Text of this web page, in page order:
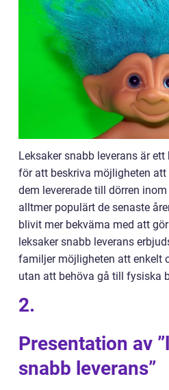
Leksaker snabb leverans är
för att beskriva möjligheten
dem levererade till dörren
alltmer populärt de senaste
blivit mer bekväma med att
leksaker snabb leverans
familjer möjligheten att enkelt
utan att behöva gå till fysiska
2.
Presentation av
snabb leverans”